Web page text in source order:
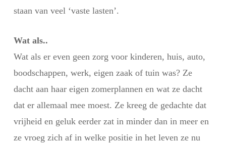
staan van veel ‘vaste lasten’.
Wat als..
Wat als er even geen zorg voor kinderen, huis, auto,
boodschappen, werk, eigen zaak of tuin was? Ze
dacht aan haar eigen zomerplannen en wat ze dacht
dat er allemaal mee moest. Ze kreeg de gedachte dat
vrijheid en geluk eerder zat in minder dan in meer en
ze vroeg zich af in welke positie in het leven ze nu